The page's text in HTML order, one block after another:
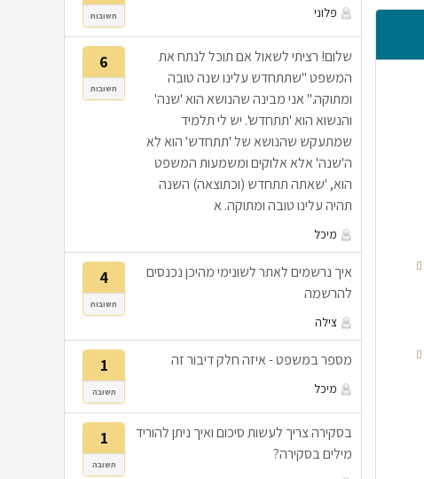
תשובות פלוני
6
תשובות
שלום! רציתי לשאול אם תוכל לנתח את
המשפט "שתתחדש עלינו שנה טובה
ומתוקה." אני מבינה שהנושא הוא 'שנה'
והנשוא הוא 'תתחדש'. יש לי תלמיד
שמתעקש שהנושא של 'תתחדש' הוא לא
ה'שנה' אלא אלוקים ומשמעות המשפט
הוא, 'שאתה תתחדש (וכתוצאה) השנה
תהיה עלינו טובה ומתוקה. א
מיכל
4
תשובות
איך נרשמים לאתר לשונימי מהיכן נכנסים
להרשמה
צילה
1
תשובה
מספר במשפט - איזה חלק דיבור זה
מיכל
1
תשובה
בסקירה צריך לעשות סיכום ואיך ניתן להוריד
מילים בסקירה?